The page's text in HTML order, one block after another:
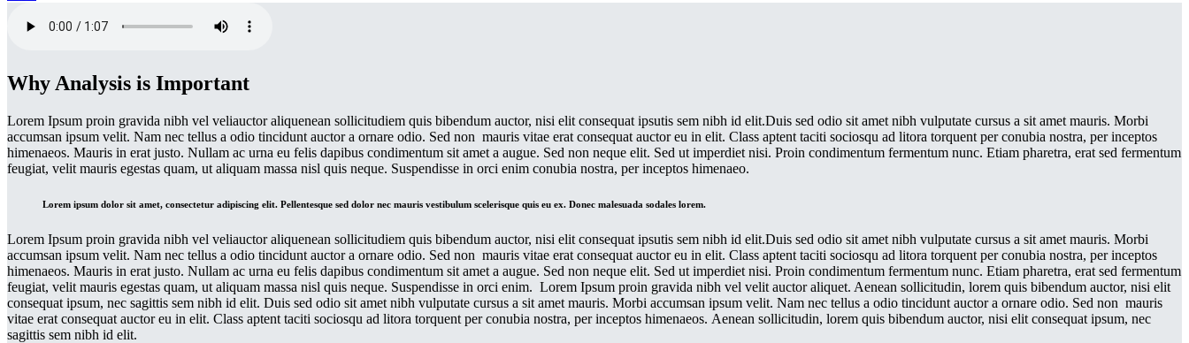
Why Analysis is Important
Lorem Ipsum proin gravida nibh vel veliauctor aliquenean sollicitudiem quis bibendum auctor, nisi elit consequat ipsutis sem nibh id elit.Duis sed odio sit amet nibh vulputate cursus a sit amet mauris. Morbi
accumsan ipsum velit. Nam nec tellus a odio tincidunt auctor a ornare odio. Sed non mauris vitae erat consequat auctor eu in elit. Class aptent taciti sociosqu ad litora torquent per conubia nostra, per inceptos
himenaeos. Mauris in erat justo. Nullam ac urna eu felis dapibus condimentum sit amet a augue. Sed non neque elit. Sed ut imperdiet nisi. Proin condimentum fermentum nunc. Etiam pharetra, erat sed fermentum
feugiat, velit mauris egestas quam, ut aliquam massa nisl quis neque. Suspendisse in orci enim conubia nostra, per inceptos himenaeo.
Lorem ipsum dolor sit amet, consectetur adipiscing elit. Pellentesque sed dolor nec mauris vestibulum scelerisque quis eu ex. Donec malesuada sodales lorem.
Lorem Ipsum proin gravida nibh vel veliauctor aliquenean sollicitudiem quis bibendum auctor, nisi elit consequat ipsutis sem nibh id elit.Duis sed odio sit amet nibh vulputate cursus a sit amet mauris. Morbi
accumsan ipsum velit. Nam nec tellus a odio tincidunt auctor a ornare odio. Sed non mauris vitae erat consequat auctor eu in elit. Class aptent taciti sociosqu ad litora torquent per conubia nostra, per inceptos
himenaeos. Mauris in erat justo. Nullam ac urna eu felis dapibus condimentum sit amet a augue. Sed non neque elit. Sed ut imperdiet nisi. Proin condimentum fermentum nunc. Etiam pharetra, erat sed fermentum
feugiat, velit mauris egestas quam, ut aliquam massa nisl quis neque. Suspendisse in orci enim. Lorem Ipsum proin gravida nibh vel velit auctor aliquet. Aenean sollicitudin, lorem quis bibendum auctor, nisi elit
consequat ipsum, nec sagittis sem nibh id elit. Duis sed odio sit amet nibh vulputate cursus a sit amet mauris. Morbi accumsan ipsum velit. Nam nec tellus a odio tincidunt auctor a ornare odio. Sed non mauris
vitae erat consequat auctor eu in elit. Class aptent taciti sociosqu ad litora torquent per conubia nostra, per inceptos himenaeos. Aenean sollicitudin, lorem quis bibendum auctor, nisi elit consequat ipsum, nec
sagittis sem nibh id elit.